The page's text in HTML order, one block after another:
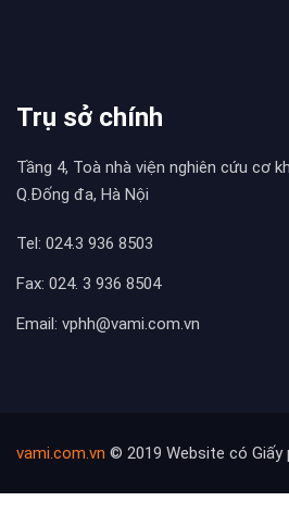
Trụ sở chính
Tầng 4, Toà nhà viện nghiên cứu cơ
Q.Đống đa, Hà Nội
Tel: 024.3 936 8503
Fax: 024. 3 936 8504
Email: vphh@vami.com.vn
vami.com.vn © 2019 Website có Giấy